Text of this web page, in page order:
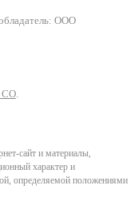
ООО
СО
сайт и материалы,
характер и
определяемой положениями